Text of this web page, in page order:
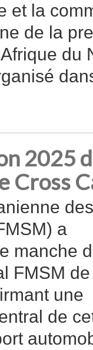
et la
de la
du
2025
Cross
des
a
manche
FMSM de
une
de